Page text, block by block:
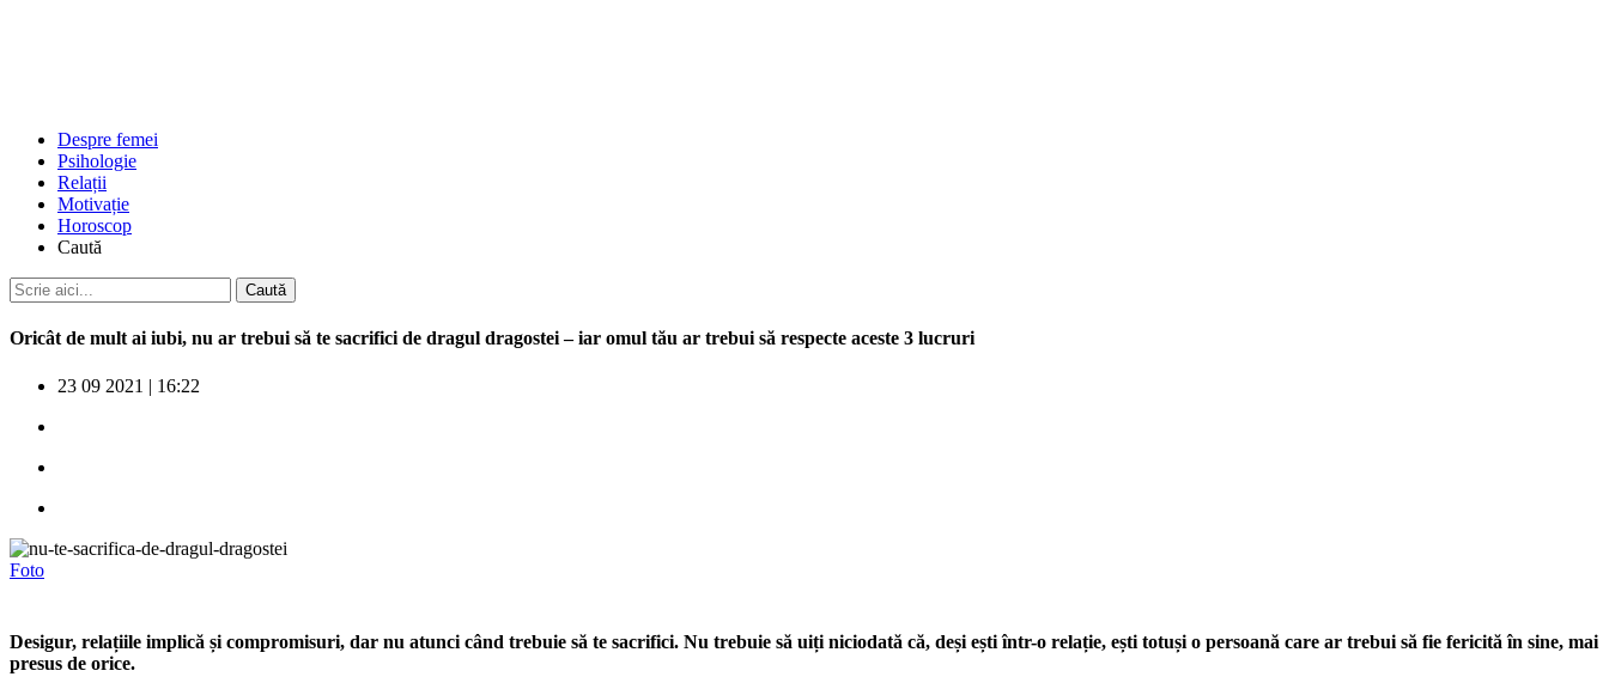
Despre femei
Psihologie
Relații
Motivație
Horoscop
Caută
Oricât de mult ai iubi, nu ar trebui să te sacrifici de dragul dragostei – iar omul tău ar trebui să respecte aceste 3 lucruri
23 09 2021 | 16:22
Foto
Desigur, relațiile implică și compromisuri, dar nu atunci când trebuie să te sacrifici. Nu trebuie să uiți niciodată că, deși ești într-o relație, ești totuși o persoană care ar trebui să fie fericită în sine, mai
presus de orice.